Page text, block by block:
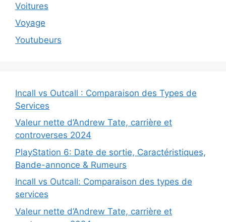
Voitures
Voyage
Youtubeurs
Incall vs Outcall : Comparaison des Types de
Services
Valeur nette d’Andrew Tate, carrière et
controverses 2024
PlayStation 6: Date de sortie, Caractéristiques,
Bande-annonce & Rumeurs
Incall vs Outcall: Comparaison des types de
services
Valeur nette d’Andrew Tate, carrière et